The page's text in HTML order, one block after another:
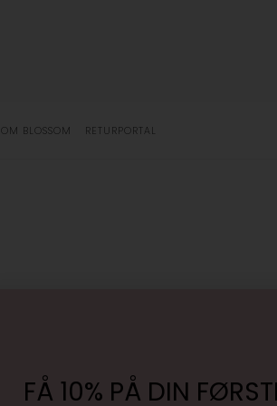
OM BLOSSOM RETURPORTAL
FÅ 10% PÅ DIN